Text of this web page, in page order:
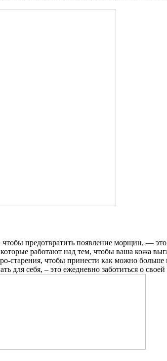
предотвратить появление морщин, —
работают над тем, чтобы ваша кожа
старения, чтобы принести как можно
для себя, – это ежедневно заботиться о